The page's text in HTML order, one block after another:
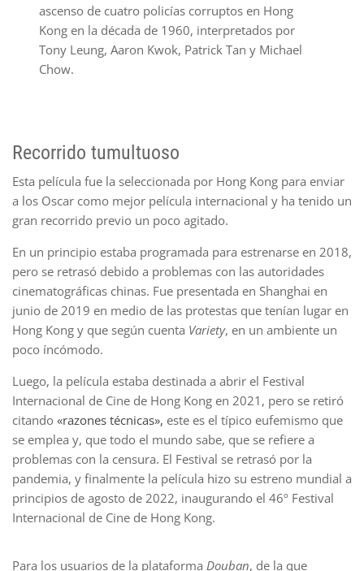
ascenso de cuatro policías corruptos en Hong
Kong en la década de 1960, interpretados por
Tony Leung, Aaron Kwok, Patrick Tan y Michael
Chow.
Recorrido tumultuoso
Esta película fue la seleccionada por Hong Kong para enviar
a los Oscar como mejor película internacional y ha tenido un
gran recorrido previo un poco agitado.
En un principio estaba programada para estrenarse en 2018,
pero se retrasó debido a problemas con las autoridades
cinematográficas chinas. Fue presentada en Shanghai en
junio de 2019 en medio de las protestas que tenían lugar en
Hong Kong y que según cuenta Variety, en un ambiente un
poco íncómodo.
Luego, la película estaba destinada a abrir el Festival
Internacional de Cine de Hong Kong en 2021, pero se retiró
citando «razones técnicas», este es el típico eufemismo que
se emplea y, que todo el mundo sabe, que se refiere a
problemas con la censura. El Festival se retrasó por la
pandemia, y finalmente la película hizo su estreno mundial a
principios de agosto de 2022, inaugurando el 46º Festival
Internacional de Cine de Hong Kong.
Para los usuarios de la plataforma Douban, de la que